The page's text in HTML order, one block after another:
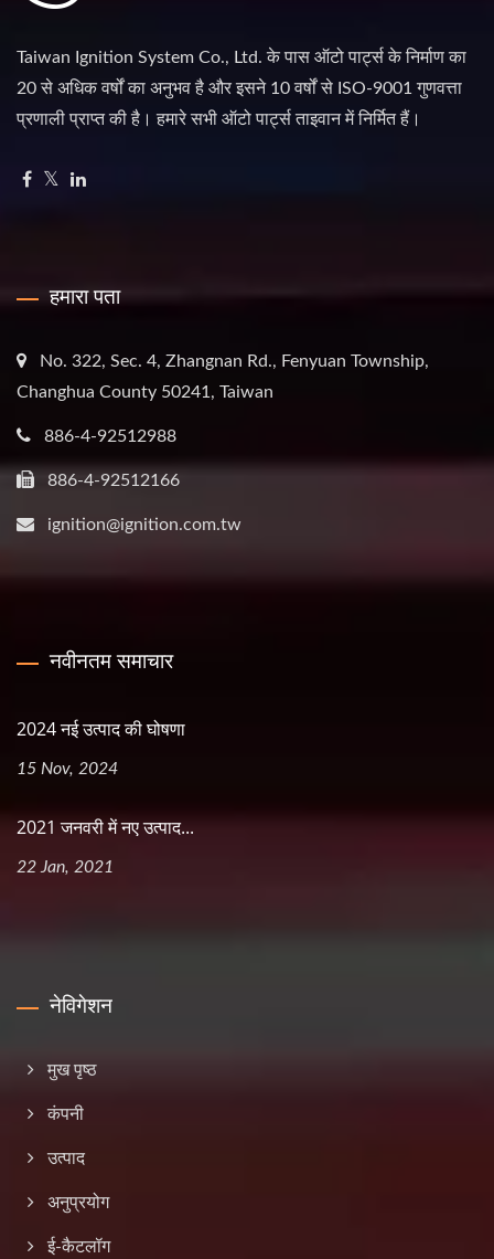
Taiwan Ignition System Co., Ltd. के पास ऑटो पार्ट्स के निर्माण का
20 से अधिक वर्षों का अनुभव है और इसने 10 वर्षों से ISO-9001 गुणवत्ता
प्रणाली प्राप्त की है। हमारे सभी ऑटो पार्ट्स ताइवान में निर्मित हैं।
हमारा पता
No. 322, Sec. 4, Zhangnan Rd., Fenyuan Township,
Changhua County 50241, Taiwan
886-4-92512988
886-4-92512166
ignition@ignition.com.tw
नवीनतम समाचार
2024 नई उत्पाद की घोषणा
15 Nov, 2024
2021 जनवरी में नए उत्पाद...
22 Jan, 2021
नेविगेशन
मुख पृष्ठ
कंपनी
उत्पाद
अनुप्रयोग
ई-कैटलॉग